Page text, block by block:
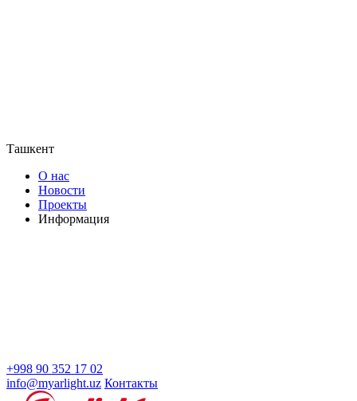
Ташкент
О нас
Новости
Проекты
Информация
+998 90 352 17 02
info@myarlight.uz Контакты